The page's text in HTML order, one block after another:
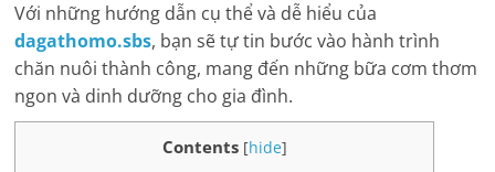
Với những hướng dẫn cụ thể và dễ hiểu của
dagathomo.sbs, bạn sẽ tự tin bước vào hành trình
chăn nuôi thành công, mang đến những bữa cơm thơm
ngon và dinh dưỡng cho gia đình.
Contents [hide]